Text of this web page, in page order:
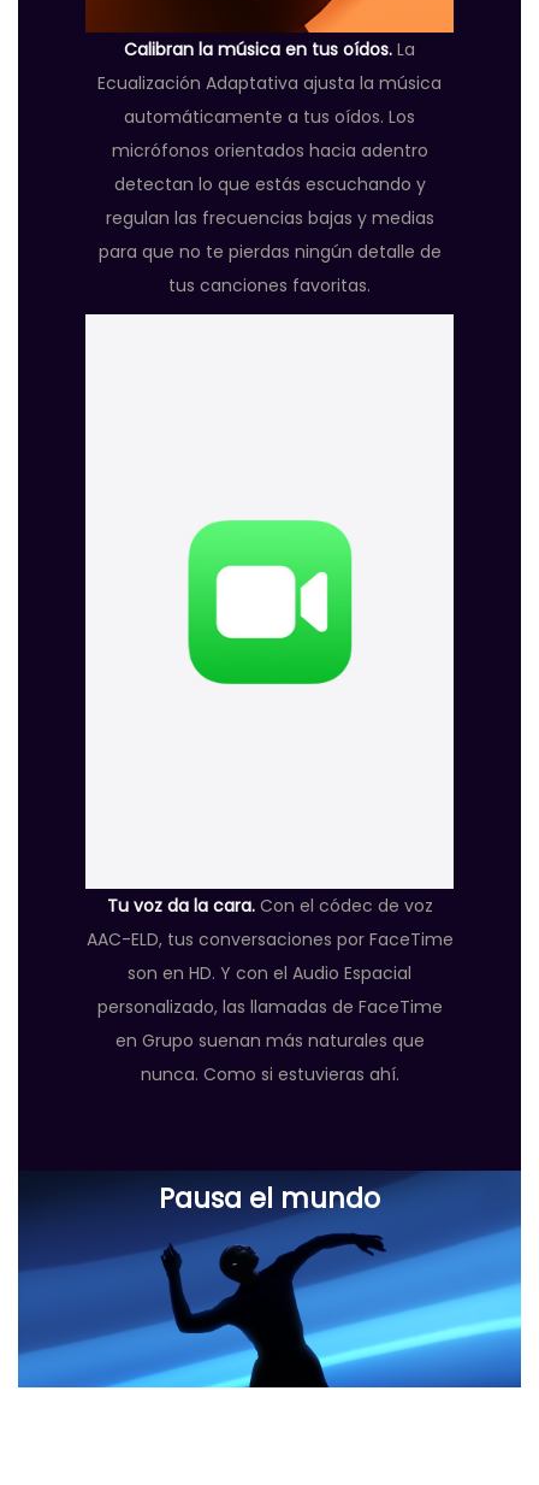
Calibran la música en tus oídos. La
Ecualización Adaptativa ajusta la música
automáticamente a tus oídos. Los
micrófonos orientados hacia adentro
detectan lo que estás escuchando y
regulan las frecuencias bajas y medias
para que no te pierdas ningún detalle de
tus canciones favoritas.
Tu voz da la cara. Con el códec de voz
AAC-ELD, tus conversaciones por FaceTime
son en HD. Y con el Audio Espacial
personalizado, las llamadas de FaceTime
en Grupo suenan más naturales que
nunca. Como si estuvieras ahí.
Pausa el mundo